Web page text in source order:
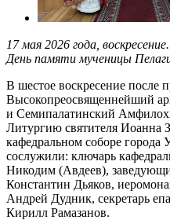
17 мая 2026 года,
День памяти мученицы
В шестое воскресение после
Высокопреосвященнейший
и Семипалатинский
Литургию святителя Иоанна
кафедральном соборе города
сослужили: ключарь
Никодим (Авдеев),
Константин Дьяков,
Андрей Дудник, секретарь
Кирилл Рамазанов.